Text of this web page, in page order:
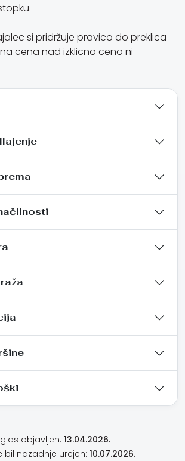
si pridržuje pravico do preklica
cena nad izklicno ceno ni
objavljen: 13.04.2026.
bil nazadnje urejen: 10.07.2026.